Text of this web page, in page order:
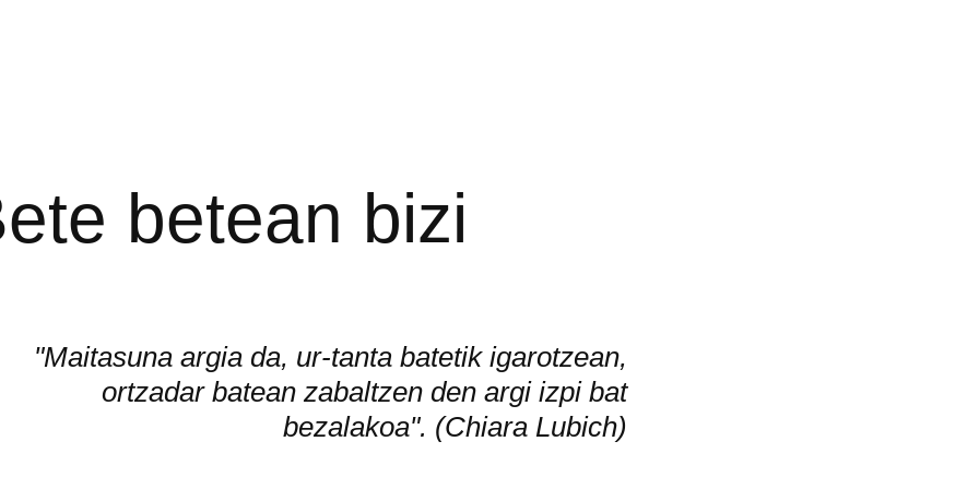
betean bizi
"Maitasuna argia da, ur-tanta batetik igarotzean,
ortzadar batean zabaltzen den argi izpi bat
bezalakoa". (Chiara Lubich)